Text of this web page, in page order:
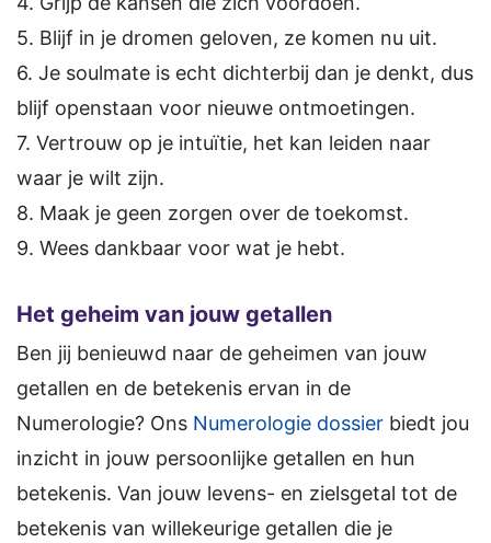
5. Blijf in je dromen geloven, ze komen nu uit.
6. Je soulmate is echt dichterbij dan je denkt, dus
blijf openstaan voor nieuwe ontmoetingen.
7. Vertrouw op je intuïtie, het kan leiden naar
waar je wilt zijn.
8. Maak je geen zorgen over de toekomst.
9. Wees dankbaar voor wat je hebt.
Het geheim van jouw getallen
Ben jij benieuwd naar de geheimen van jouw
getallen en de betekenis ervan in de
Numerologie? Ons Numerologie dossier biedt jou
inzicht in jouw persoonlijke getallen en hun
betekenis. Van jouw levens- en zielsgetal tot de
betekenis van willekeurige getallen die je